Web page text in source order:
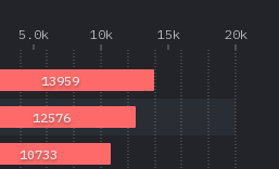
5.0k 10k 15k 20k
10733
12576
13959